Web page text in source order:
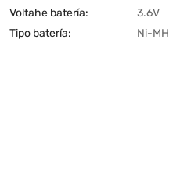
Voltahe batería:
3.6V
Tipo batería:
Ni-MH